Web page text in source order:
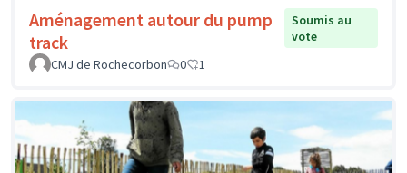
Aménagement autour du pump
track
Soumis au
vote
CMJ de Rochecorbon
0 1